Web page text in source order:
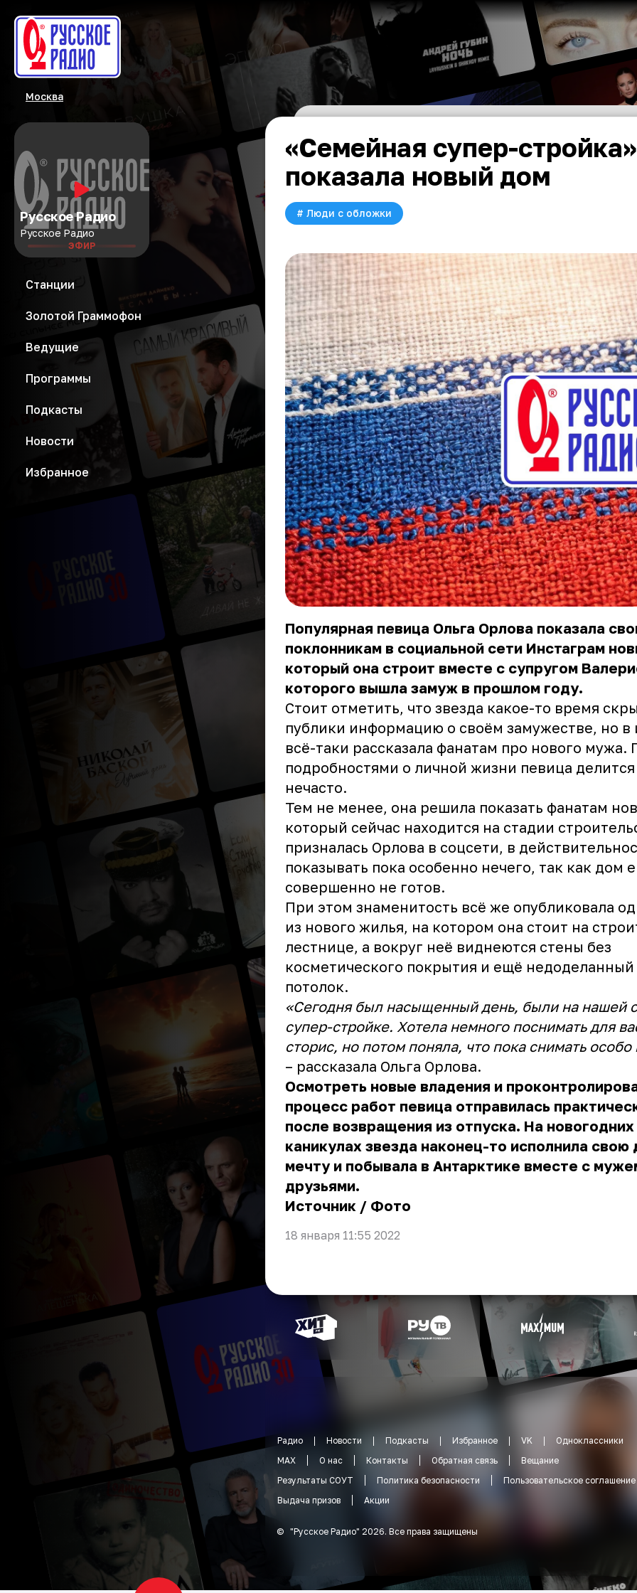
Москва
Русское Радио
Русское Радио
ЭФИР
Станции
Золотой Граммофон
Ведущие
Программы
Подкасты
Новости
Избранное
«Семейная супер-
показала новый дом
# Люди с обложки
Популярная певица Ольга Орлова показала
поклонникам в социальной сети Инстаграм
который она строит вместе с супругом
которого вышла замуж в прошлом году.
Стоит отметить, что звезда какое-то время
публики информацию о своём замужестве, но в
всё-таки рассказала фанатам про нового мужа.
подробностями о личной жизни певица делится
нечасто.
Тем не менее, она решила показать фанатам
который сейчас находится на стадии
призналась Орлова в соцсети, в
показывать пока особенно нечего, так как дом
совершенно не готов.
При этом знаменитость всё же опубликовала
из нового жилья, на котором она стоит на
лестнице, а вокруг неё виднеются стены без
косметического покрытия и ещё недоделанный
потолок.
«Сегодня был насыщенный день, были на нашей
супер-стройке. Хотела немного поснимать для
сторис, но потом поняла, что пока снимать особо
– рассказала Ольга Орлова.
Осмотреть новые владения и
процесс работ певица отправилась
после возвращения из отпуска. На новогодних
каникулах звезда наконец-то исполнила
мечту и побывала в Антарктике вместе с
друзьями.
Источник / Фото
18 января 11:55 2022
Радио Новости Подкасты Избранное VK
Одноклассники
MAX
О нас Контакты Обратная связь
Вещание
Результаты СОУТ
Политика безопасности
Пользовательское соглашение
Выдача призов
Акции
© "Русское Радио" 2026. Все права защищены